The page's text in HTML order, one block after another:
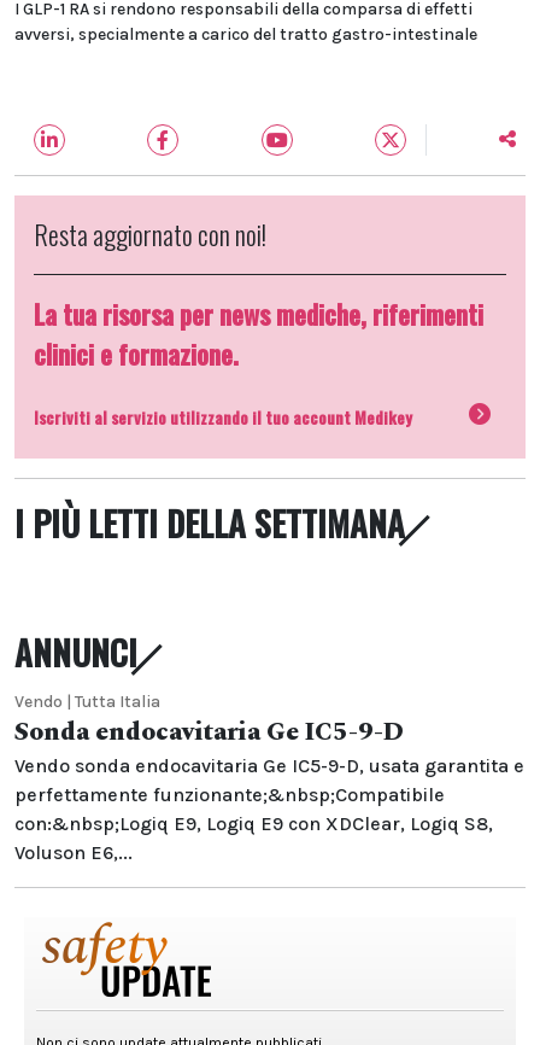
I GLP-1 RA si rendono responsabili della comparsa di effetti
avversi, specialmente a carico del tratto gastro-intestinale
Resta aggiornato con noi!
La tua risorsa per news mediche, riferimenti
clinici e formazione.
Iscriviti al servizio utilizzando il tuo account Medikey
I PIÙ LETTI DELLA SETTIMANA
ANNUNCI
Vendo | Tutta Italia
Sonda endocavitaria Ge IC5-9-D
Vendo sonda endocavitaria Ge IC5-9-D, usata garantita e
perfettamente funzionante;&nbsp;Compatibile
con:&nbsp;Logiq E9, Logiq E9 con XDClear, Logiq S8,
Voluson E6,...